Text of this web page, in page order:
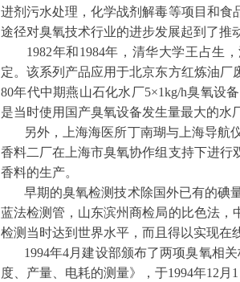
进剂污水处理，化学战剂解毒等项目和
途径对臭氧技术行业的进步发展起到了推
1982年和1984年，清华大学王占生
定。该系列产品应用于北京东方红炼油
80年代中期燕山石化水厂5×1kg/h臭氧设
是当时使用国产臭氧设备发生量最大的水
另外，上海海医所丁南瑚与上海导航
香料二厂在上海市臭氧协作组支持下进
香料的生产。
早期的臭氧检测技术除国外已有的碘
蓝法检测管，山东滨州商检局的比色法
检测当时达到世界水平，而且得以实现在
1994年4月建设部颁布了两项臭氧相
度、产量、电耗的测量》，于1994年12 月 1